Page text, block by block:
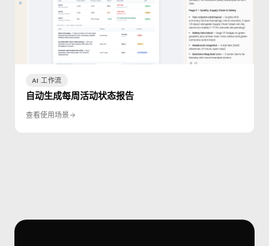
AI 工作流
自动生成每周活动状态报告
查看使用场景